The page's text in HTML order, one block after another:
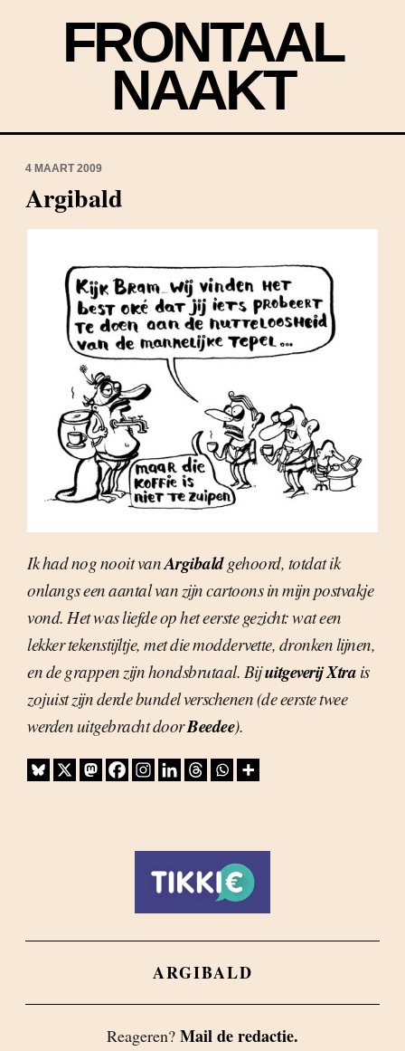
FRONTAAL
NAAKT
4 MAART 2009
Argibald
Ik had nog nooit vanArgibaldgehoord, totdat ik
onlangs een aantal van zijn cartoons in mijn postvakje
vond. Het was liefde op het eerste gezicht: wat een
lekker tekenstijltje, met die moddervette, dronken lijnen,
en de grappen zijn hondsbrutaal. Bijuitgeverij Xtra is
zojuist zijn derde bundel verschenen (de eerste twee
werden uitgebracht doorBeedee).
ARGIBALD
Reageren? Mail de redactie.